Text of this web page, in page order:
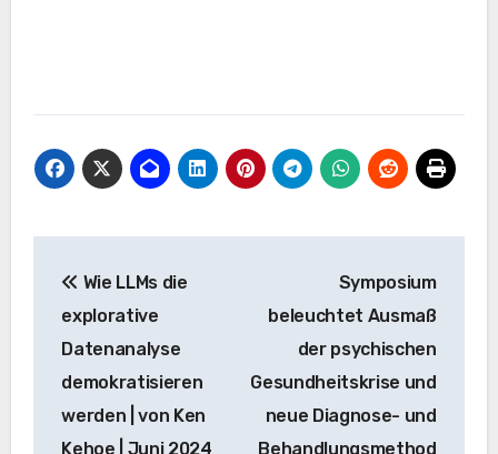
Navigation
Wie LLMs die
explorative
Datenanalyse
demokratisieren
werden | von Ken
Kehoe | Juni 2024
Symposium
beleuchtet Ausmaß
der psychischen
Gesundheitskrise und
neue Diagnose- und
Behandlungsmethod